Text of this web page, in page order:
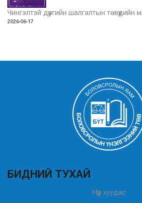
Чингэлтэй дүүргийн шалгалтын төвүүдийн
2026-06-17
БИДНИЙ ТУХАЙ
Нүүр хуудас